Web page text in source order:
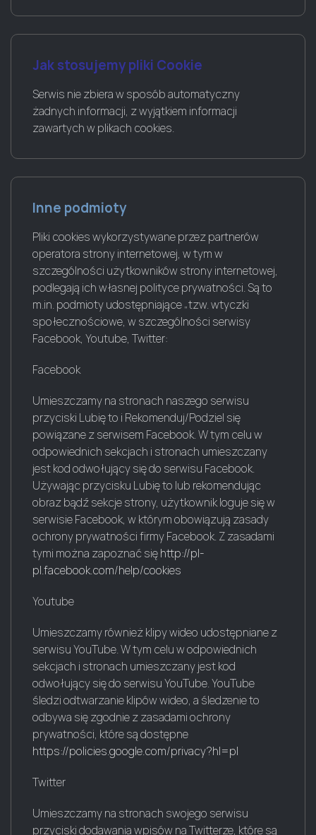
Jak stosujemy pliki Cookie
Serwis nie zbiera w sposób automatyczny
żadnych informacji, z wyjątkiem informacji
zawartych w plikach cookies.
Inne podmioty
Pliki cookies wykorzystywane przez partnerów
operatora strony internetowej, w tym w
szczególności użytkowników strony internetowej,
podlegają ich własnej polityce prywatności. Są to
m.in. podmioty udostępniające „tzw. wtyczki
społecznościowe, w szczególności serwisy
Facebook, Youtube, Twitter:
Facebook
Umieszczamy na stronach naszego serwisu
przyciski Lubię to i Rekomenduj/Podziel się
powiązane z serwisem Facebook. W tym celu w
odpowiednich sekcjach i stronach umieszczany
jest kod odwołujący się do serwisu Facebook.
Używając przycisku Lubię to lub rekomendując
obraz bądź sekcje strony, użytkownik loguje się w
serwisie Facebook, w którym obowiązują zasady
ochrony prywatności firmy Facebook. Z zasadami
tymi można zapoznać sięhttp://pl-
pl.facebook.com/help/cookies
Youtube
Umieszczamy również klipy wideo udostępniane z
serwisu YouTube. W tym celu w odpowiednich
sekcjach i stronach umieszczany jest kod
odwołujący się do serwisu YouTube. YouTube
śledzi odtwarzanie klipów wideo, a śledzenie to
odbywa się zgodnie z zasadami ochrony
prywatności, które są dostępne
https://policies.google.com/privacy?hl=pl
Twitter
Umieszczamy na stronach swojego serwisu
przyciski dodawania wpisów na Twitterze, które są